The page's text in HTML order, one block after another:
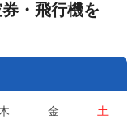
・飛行機を
金 土